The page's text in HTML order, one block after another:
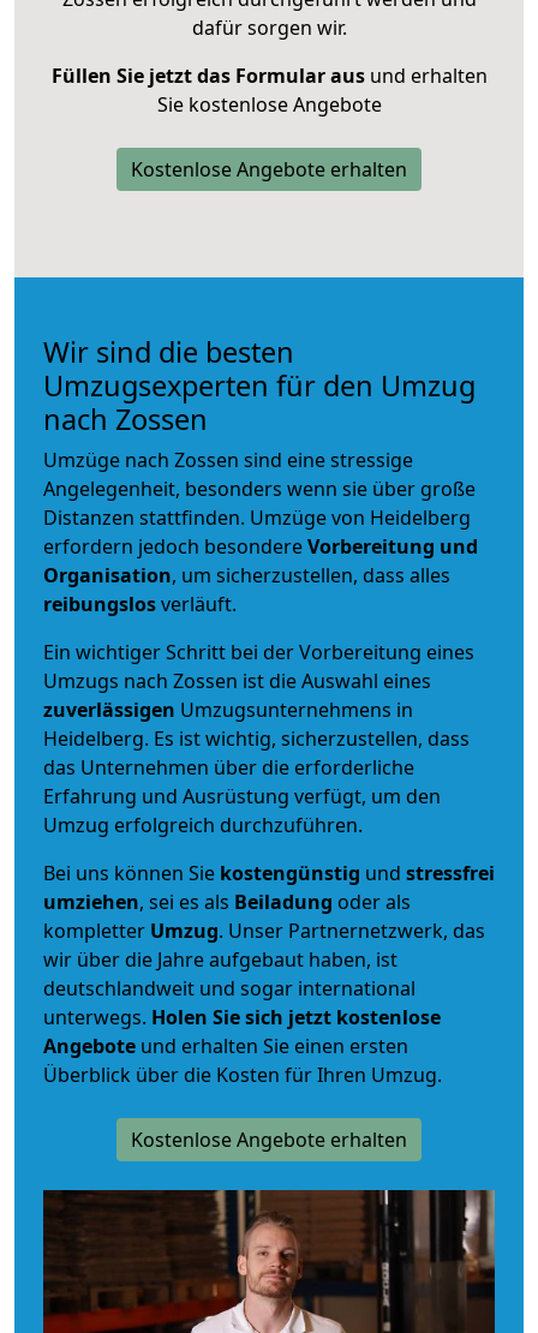
dafür sorgen wir.
Füllen Sie jetzt das Formular ausund erhalten
Sie kostenlose Angebote
Kostenlose Angebote erhalten
Wir sind die besten
Umzugsexperten für den Umzug
nach Zossen
Umzüge nach Zossen sind eine stressige
Angelegenheit, besonders wenn sie über große
Distanzen stattfinden. Umzüge von Heidelberg
erfordern jedoch besondereVorbereitung und
Organisation, um sicherzustellen, dass alles
reibungslosverläuft.
Ein wichtiger Schritt bei der Vorbereitung eines
Umzugs nach Zossen ist die Auswahl eines
zuverlässigen Umzugsunternehmens in
Heidelberg. Es ist wichtig, sicherzustellen, dass
das Unternehmen über die erforderliche
Erfahrung und Ausrüstung verfügt, um den
Umzug erfolgreich durchzuführen.
Bei uns können Sie kostengünstig und stressfrei
umziehen, sei es als Beiladung oder als
kompletter Umzug. Unser Partnernetzwerk, das
wir über die Jahre aufgebaut haben, ist
deutschlandweit und sogar international
unterwegs. Holen Sie sich jetzt kostenlose
Angebote und erhalten Sie einen ersten
Überblick über die Kosten für Ihren Umzug.
Kostenlose Angebote erhalten